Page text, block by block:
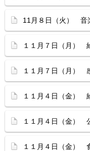
11月８日（火） 音
１１月７日（月）
１１月７日（月）
１１月４日（金）
１１月４日（金）
１１月４日（金）